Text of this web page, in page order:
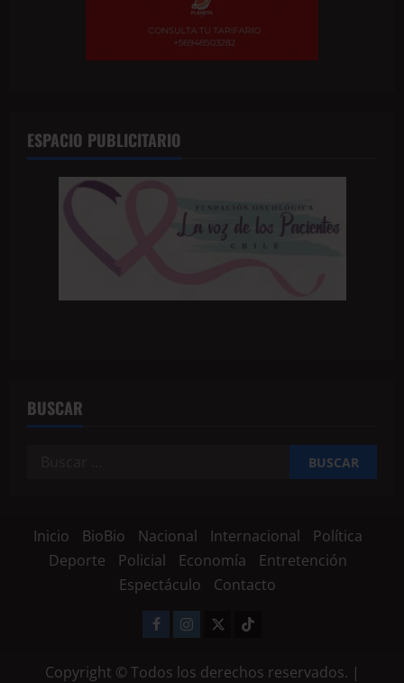
ESPACIO PUBLICITARIO
BUSCAR
Inicio BioBio Nacional Internacional
Política
Deporte
Policial Economía
Entretención
Espectáculo
Contacto
Copyright © Todos los derechos reservados. |